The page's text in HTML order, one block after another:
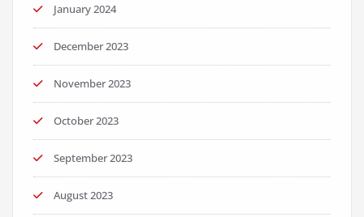
January 2024
December 2023
November 2023
October 2023
September 2023
August 2023